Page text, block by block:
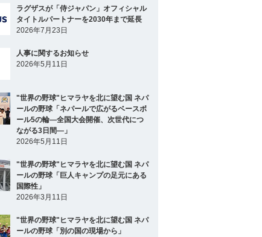
ラグザスが「侍ジャパン」オフィシャル
タイトルパートナーを2030年まで延長
2026年7月23日
人事に関するお知らせ
2026年5月11日
"世界の野球"ヒマラヤを北に望む国 ネパ
ールの野球「ネパールで広がるベースボ
ール5の輪―全国大会開催、次世代につ
ながる3日間―」
2026年5月11日
"世界の野球"ヒマラヤを北に望む国 ネパ
ールの野球「巨人キャンプの足元にある
国際性」
2026年3月11日
"世界の野球"ヒマラヤを北に望む国 ネパ
ールの野球「別の国の現場から」